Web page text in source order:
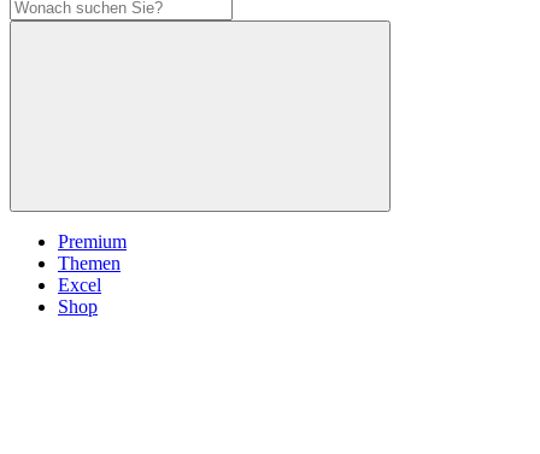
Premium
Themen
Excel
Shop